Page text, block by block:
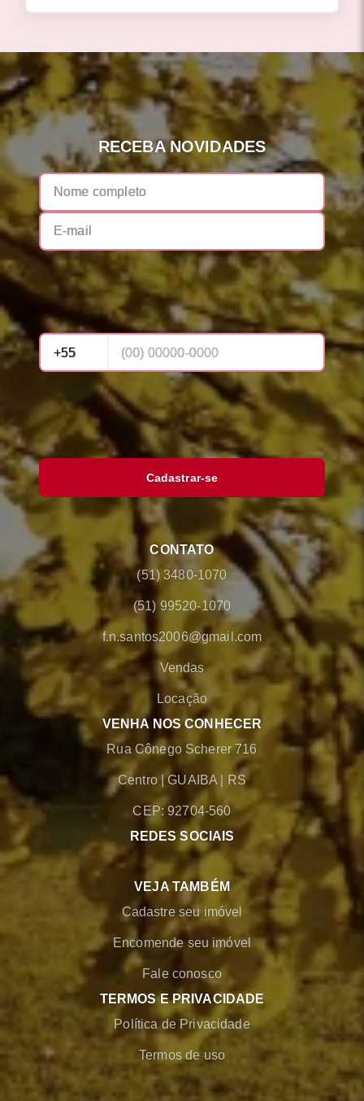
RECEBA NOVIDADES
Cadastrar-se
CONTATO
(51) 3480-1070
(51) 99520-1070
f.n.santos2006@gmail.com
Vendas
Locação
VENHA NOS CONHECER
Rua Cônego Scherer 716
Centro |GUAIBA RS
CEP: 92704-560
REDES SOCIAIS
VEJA TAMBÉM
Cadastre seu imóvel
Encomende seu imóvel
Fale conosco
TERMOS E PRIVACIDADE
Política de Privacidade
Termos de uso